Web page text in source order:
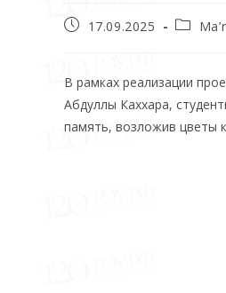
17.09.2025
В рамках реализации
Абдуллы Каххара,
память, возложив цветы